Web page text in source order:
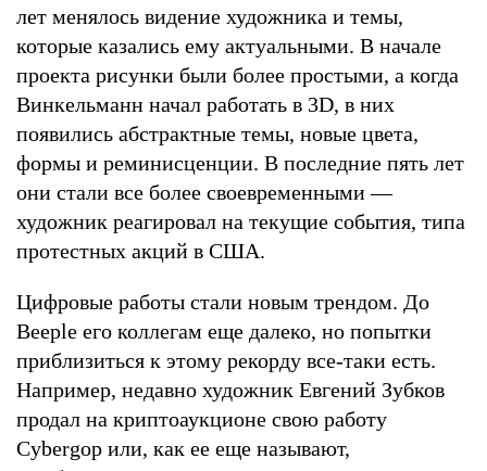
лет менялось видение художника и темы,
которые казались ему актуальными. В начале
проекта рисунки были более простыми, а когда
Винкельманн начал работать в 3D, в них
появились абстрактные темы, новые цвета,
формы и реминисценции. В последние пять лет
они стали все более своевременными —
художник реагировал на текущие события, типа
протестных акций в США.
Цифровые работы стали новым трендом. До
Beeple его коллегам еще далеко, но попытки
приблизиться к этому рекорду все-таки есть.
Например, недавно художник Евгений Зубков
продал на криптоаукционе свою работу
Cybergop или, как ее еще называют,